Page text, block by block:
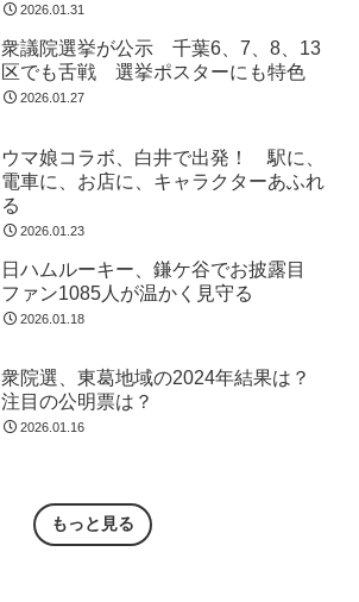
2026.01.31
衆議院選挙が公示 千葉6、7、8、13
区でも舌戦 選挙ポスターにも特色
2026.01.27
ウマ娘コラボ、白井で出発！ 駅に、
電車に、お店に、キャラクターあふれ
る
2026.01.23
日ハムルーキー、鎌ケ谷でお披露目
ファン1085人が温かく見守る
2026.01.18
衆院選、東葛地域の2024年結果は？
注目の公明票は？
2026.01.16
もっと見る